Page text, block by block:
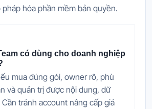
hóa phần mềm bản quyền.
có dùng cho doanh nghiệp
mua đúng gói, owner rõ, phù
và quản trị được nội dung, dữ
tránh account nâng cấp giá